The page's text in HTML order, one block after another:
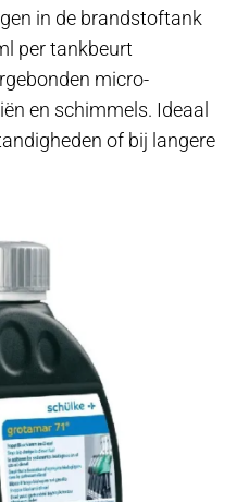
in de brandstoftank
per tankbeurt
micro-
en schimmels. Ideaal
of bij langere